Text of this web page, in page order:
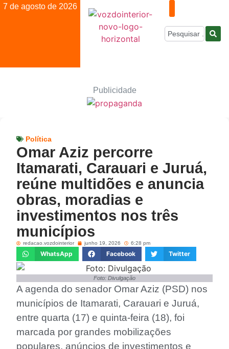
7 de agosto de 2026
Publicidade
Política
Omar Aziz percorre
Itamarati, Carauari e Juruá,
reúne multidões e anuncia
obras, moradias e
investimentos nos três
municípios
redacao.vozdointerior junho 19, 2026 6:28 pm
WhatsApp Facebook Twitter
Foto: Divulgação
A agenda do senador Omar Aziz (PSD) nos
municípios de Itamarati, Carauari e Juruá,
entre quarta (17) e quinta-feira (18), foi
marcada por grandes mobilizações
populares, anúncios de investimentos e